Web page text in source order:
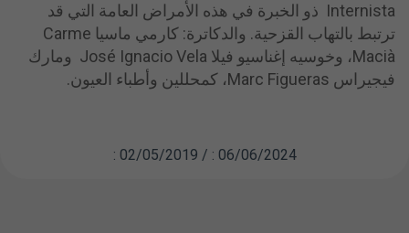
Internista ذو الخبرة في هذه الأمراض العامة التي قد
ترتبط بالتهاب القزحية. والدكاترة: كارمي ماسيا Carme
Macià، وخوسيه إغناسيو فيلا José Ignacio Vela ومارك
فيجيراس Marc Figueras، كمحللين وأطباء العيون.
: 02/05/2019 / : 06/06/2024